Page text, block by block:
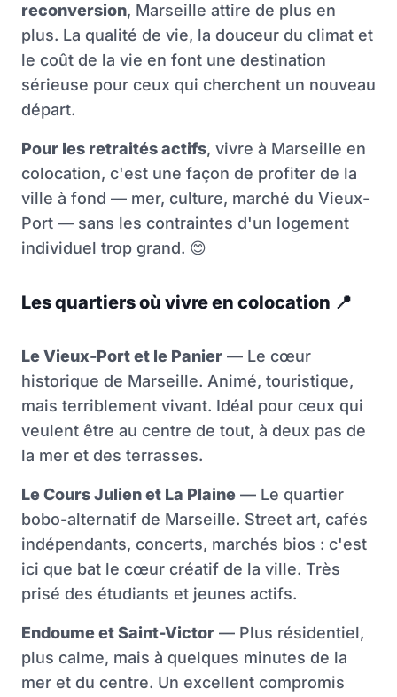
reconversion, Marseille attire de plus en
plus. La qualité de vie, la douceur du climat et
le coût de la vie en font une destination
sérieuse pour ceux qui cherchent un nouveau
départ.
Pour les retraités actifs, vivre à Marseille en
colocation, c'est une façon de profiter de la
ville à fond — mer, culture, marché du Vieux-
Port — sans les contraintes d'un logement
individuel trop grand. 😊
Les quartiers où vivre en colocation 📍
Le Vieux-Port et le Panier — Le cœur
historique de Marseille. Animé, touristique,
mais terriblement vivant. Idéal pour ceux qui
veulent être au centre de tout, à deux pas de
la mer et des terrasses.
Le Cours Julien et La Plaine — Le quartier
bobo-alternatif de Marseille. Street art, cafés
indépendants, concerts, marchés bios : c'est
ici que bat le cœur créatif de la ville. Très
prisé des étudiants et jeunes actifs.
Endoume et Saint-Victor — Plus résidentiel,
plus calme, mais à quelques minutes de la
mer et du centre. Un excellent compromis